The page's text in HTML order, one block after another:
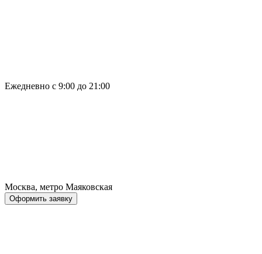
Ежедневно с 9:00 до 21:00
Москва, метро Маяковская
Оформить заявку